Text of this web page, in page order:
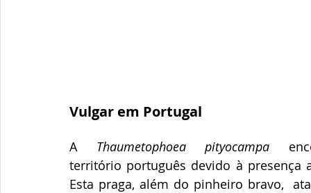
Vulgar em Portugal
A Thaumetophoea pityocampa
território português devido à
Esta praga, além do pinheiro bravo,